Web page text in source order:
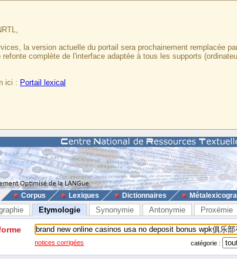
la version actuelle du portail sera prochainement remplacée
refonte complète de l'interface adaptée à tous les supports
ici : Portail lexical
Corpus Lexiques Dictionnaires
Etymologie Synonymie Antonymie Proxémie
notices corrigées catégorie :